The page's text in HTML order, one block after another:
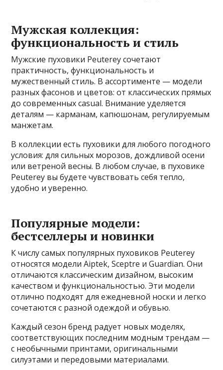
Мужская коллекция:
функциональность и стиль
Мужские пуховики Peuterey сочетают
практичность, функциональность и
мужественный стиль. В ассортименте — модели
разных фасонов и цветов: от классических прямых
до современных casual. Внимание уделяется
деталям — карманам, капюшонам, регулируемым
манжетам.
В коллекции есть пуховики для любого погодного
условия: для сильных морозов, дождливой осени
или ветреной весны. В любом случае, в пуховике
Peuterey вы будете чувствовать себя тепло,
удобно и уверенно.
Популярные модели:
бестселлеры и новинки
К числу самых популярных пуховиков Peuterey
относятся модели Aiptek, Sceptre и Guardian. Они
отличаются классическим дизайном, высоким
качеством и функциональностью. Эти модели
отлично подходят для ежедневной носки и легко
сочетаются с разной одеждой и обувью.
Каждый сезон бренд радует новых моделях,
соответствующих последним модным трендам —
с необычными принтами, оригинальными
силуэтами и передовыми материалами.